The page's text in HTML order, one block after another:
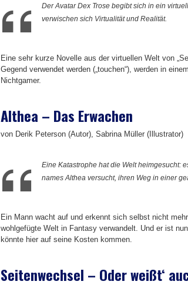
Der Avatar Dex Trose begibt sich in ein
verwischen sich Virtualität und Realität.
Eine sehr kurze Novelle aus der virtuellen Welt von
Gegend verwendet werden („touchen“), werden in
Nichtgamer.
Althea – Das Erwachen
von Derik Peterson (Autor), Sabrina Müller (Illustrator)
Eine Katastrophe hat die Welt heimgesucht:
names Althea versucht, ihren Weg in einer
Ein Mann wacht auf und erkennt sich selbst nicht
wohlgefügte Welt in Fantasy verwandelt. Und er ist
könnte hier auf seine Kosten kommen.
Seitenwechsel – Oder weißt‘